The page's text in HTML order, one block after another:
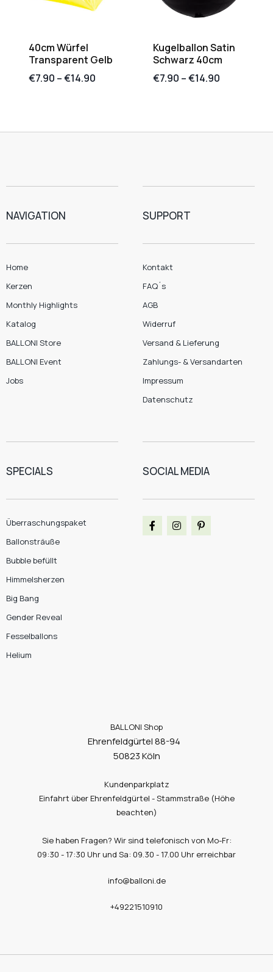
40cm Würfel
Transparent Gelb
€7.90 –€14.90
Kugelballon Satin
Schwarz 40cm
€7.90 –€14.90
NAVIGATION
Home
Kerzen
Monthly Highlights
Katalog
BALLONI Store
BALLONI Event
Jobs
SUPPORT
Kontakt
FAQ´s
AGB
Widerruf
Versand & Lieferung
Zahlungs- & Versandarten
Impressum
Datenschutz
SPECIALS
Überraschungspaket
Ballonsträuße
Bubble befüllt
Himmelsherzen
Big Bang
Gender Reveal
Fesselballons
Helium
SOCIAL MEDIA
BALLONI Shop
Ehrenfeldgürtel 88-94
50823 Köln
Kundenparkplatz
Einfahrt über Ehrenfeldgürtel - Stammstraße (Höhe
beachten)
Sie haben Fragen? Wir sind telefonisch von Mo-Fr:
09:30 - 17:30 Uhr und Sa: 09.30 - 17.00 Uhr erreichbar
info@balloni.de
+49221510910